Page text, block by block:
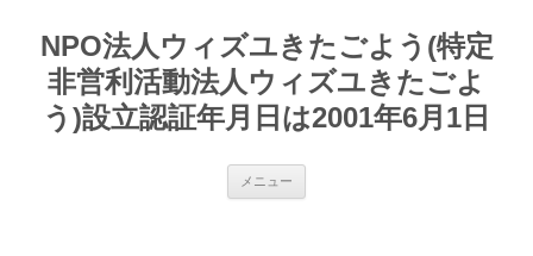
テ
ンNPO法人ウィズユきたごよう(特定
非営利活動法人ウィズユきたごよ
う)設立認証年月日は2001年6月1日
メニュー